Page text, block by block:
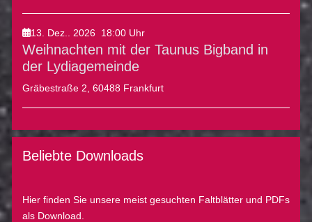
13. Dez.. 2026 18:00 Uhr
Weihnachten mit der Taunus Bigband in
der Lydiagemeinde
Gräbestraße 2, 60488 Frankfurt
Beliebte Downloads
Hier finden Sie unsere meist gesuchten Faltblätter und PDFs
als Download.